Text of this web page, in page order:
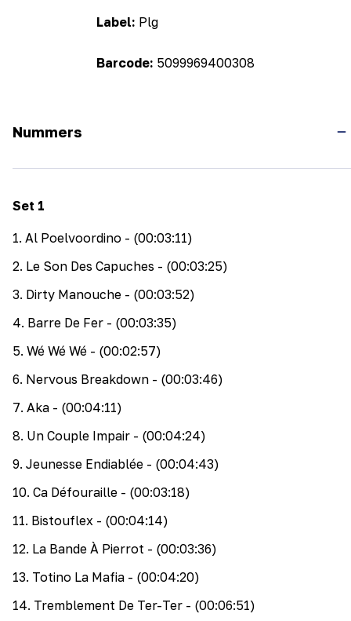
Label: Plg
Barcode: 5099969400308
Nummers
Set 1
1. Al Poelvoordino - (00:03:11)
2. Le Son Des Capuches - (00:03:25)
3. Dirty Manouche - (00:03:52)
4. Barre De Fer - (00:03:35)
5. Wé Wé Wé - (00:02:57)
6. Nervous Breakdown - (00:03:46)
7. Aka - (00:04:11)
8. Un Couple Impair - (00:04:24)
9. Jeunesse Endiablée - (00:04:43)
10. Ca Défouraille - (00:03:18)
11. Bistouflex - (00:04:14)
12. La Bande À Pierrot - (00:03:36)
13. Totino La Mafia - (00:04:20)
14. Tremblement De Ter-Ter - (00:06:51)